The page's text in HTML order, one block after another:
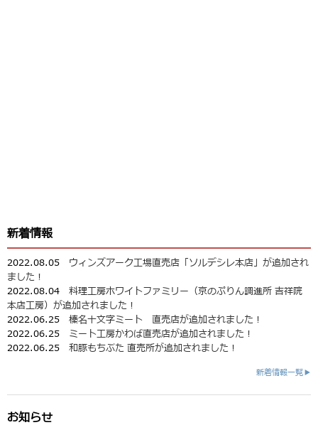
新着情報
2022.08.05 ウィンズアーク工場直売店「ソルデシレ本店」が追加され
ました！
2022.08.04 料理工房ホワイトファミリー（京のぷりん調進所 吉祥院
本店工房）が追加されました！
2022.06.25 榛名十文字ミート 直売店が追加されました！
2022.06.25 ミート工房かわば直売店が追加されました！
2022.06.25 和豚もちぶた 直売所が追加されました！
新着情報一覧▶
お知らせ